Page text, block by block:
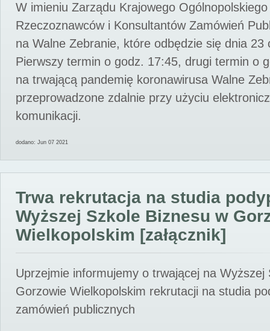
W imieniu Zarządu Krajowego
Rzeczoznawców i Konsultantów Zamówień
na Walne Zebranie, które odbędzie się dnia 23
Pierwszy termin o godz. 17:45, drugi termin o
na trwającą pandemię koronawirusa Walne
przeprowadzone zdalnie przy użyciu
komunikacji.
dodano: Jun 07 2021
Trwa rekrutacja na studia
Wyższej Szkole Biznesu w
Wielkopolskim [załącznik]
Uprzejmie informujemy o trwającej na Wyższej
Gorzowie Wielkopolskim rekrutacji na studia
zamówień publicznych